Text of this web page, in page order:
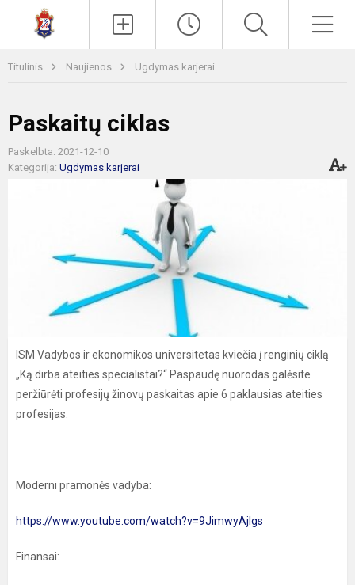
Titulinis Naujienos Ugdymas karjerai
Paskaitų ciklas
Paskelbta: 2021-12-10
Kategorija: Ugdymas karjerai
ISM Vadybos ir ekonomikos universitetas kviečia į renginių ciklą
„Ką dirba ateities specialistai?“ Paspaudę nuorodas galėsite
peržiūrėti profesijų žinovų paskaitas apie 6 paklausias ateities
profesijas.
Moderni pramonės vadyba:
https://www.youtube.com/watch?v=9JimwyAjlgs
Finansai: